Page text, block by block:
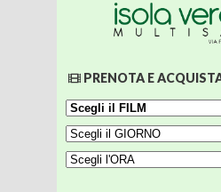
PRENOTA E